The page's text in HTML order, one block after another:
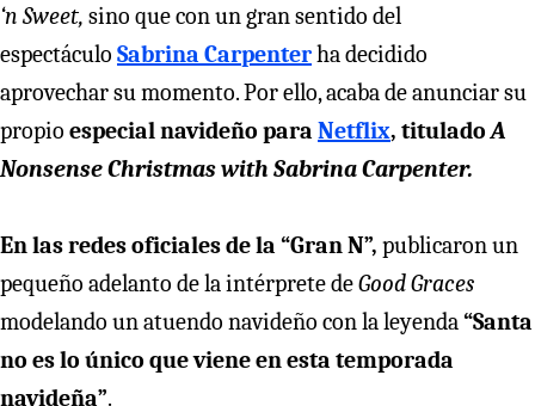
‘n Sweet, sino que con un gran sentido del
espectáculo Sabrina Carpenterha decidido
aprovechar su momento. Por ello, acaba de anunciar su
propio especial navideño para Netflix, tituladoA
Nonsense Christmas with Sabrina Carpenter.
En las redes oficiales de la “Gran N”, publicaron un
pequeño adelanto de la intérprete deGood Graces
modelando un atuendo navideño con la leyenda“Santa
no es lo único que viene en esta temporada
navideña”.